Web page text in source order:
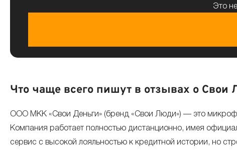
Это
Что чаще всего пишут в отзывах о Свои
ООО МКК «Свои Деньги» (бренд «Свои Люди») — это
Компания работает полностью дистанционно, имея
сервис с высокой лояльностью к кредитной истории, но